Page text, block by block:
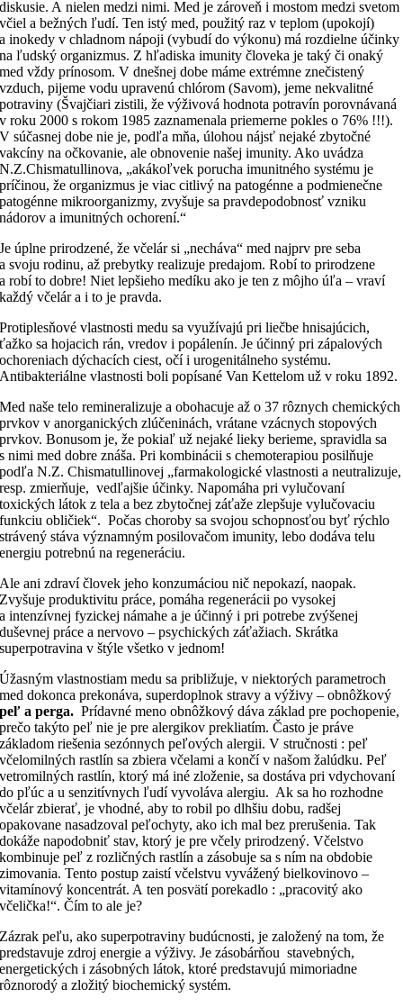
diskusie. A nielen medzi nimi. Med je zároveň i mostom medzi svetom
včiel a bežných ľudí. Ten istý med, použitý raz v teplom (upokojí)
a inokedy v chladnom nápoji (vybudí do výkonu) má rozdielne účinky
na ľudský organizmus. Z hľadiska imunity človeka je taký či onaký
med vždy prínosom. V dnešnej dobe máme extrémne znečistený
vzduch, pijeme vodu upravenú chlórom (Savom), jeme nekvalitné
potraviny (Švajčiari zistili, že výživová hodnota potravín porovnávaná
v roku 2000 s rokom 1985 zaznamenala priemerne pokles o 76% !!!).
V súčasnej dobe nie je, podľa mňa, úlohou nájsť nejaké zbytočné
vakcíny na očkovanie, ale obnovenie našej imunity. Ako uvádza
N.Z.Chismatullinova, „akákoľvek porucha imunitného systému je
príčinou, že organizmus je viac citlivý na patogénne a podmienečne
patogénne mikroorganizmy, zvyšuje sa pravdepodobnosť vzniku
nádorov a imunitných ochorení.“
Je úplne prirodzené, že včelár si „necháva“ med najprv pre seba
a svoju rodinu, až prebytky realizuje predajom. Robí to prirodzene
a robí to dobre! Niet lepšieho medíku ako je ten z môjho úľa – vraví
každý včelár a i to je pravda.
Protiplesňové vlastnosti medu sa využívajú pri liečbe hnisajúcich,
ťažko sa hojacich rán, vredov i popálenín. Je účinný pri zápalových
ochoreniach dýchacích ciest, očí i urogenitálneho systému.
Antibakteriálne vlastnosti boli popísané Van Kettelom už v roku 1892.
Med naše telo remineralizuje a obohacuje až o 37 rôznych chemických
prvkov v anorganických zlúčeninách, vrátane vzácnych stopových
prvkov. Bonusom je, že pokiaľ už nejaké lieky berieme, spravidla sa
s nimi med dobre znáša. Pri kombinácii s chemoterapiou posilňuje
podľa N.Z. Chismatullinovej „farmakologické vlastnosti a neutralizuje,
resp. zmierňuje, vedľajšie účinky. Napomáha pri vylučovaní
toxických látok z tela a bez zbytočnej záťaže zlepšuje vylučovaciu
funkciu obličiek“. Počas choroby sa svojou schopnosťou byť rýchlo
strávený stáva významným posilovačom imunity, lebo dodáva telu
energiu potrebnú na regeneráciu.
Ale ani zdraví človek jeho konzumáciou nič nepokazí, naopak.
Zvyšuje produktivitu práce, pomáha regenerácii po vysokej
a intenzívnej fyzickej námahe a je účinný i pri potrebe zvýšenej
duševnej práce a nervovo – psychických záťažiach. Skrátka
superpotravina v štýle všetko v jednom!
Úžasným vlastnostiam medu sa približuje, v niektorých parametroch
med dokonca prekonáva, superdoplnok stravy a výživy – obnôžkový
peľ a perga. Prídavné meno obnôžkový dáva základ pre pochopenie,
prečo takýto peľ nie je pre alergikov prekliatím. Často je práve
základom riešenia sezónnych peľových alergii. V stručnosti : peľ
včelomilných rastlín sa zbiera včelami a končí v našom žalúdku. Peľ
vetromilných rastlín, ktorý má iné zloženie, sa dostáva pri vdychovaní
do pľúc a u senzitívnych ľudí vyvoláva alergiu. Ak sa ho rozhodne
včelár zbierať, je vhodné, aby to robil po dlhšiu dobu, radšej
opakovane nasadzoval peľochyty, ako ich mal bez prerušenia. Tak
dokáže napodobniť stav, ktorý je pre včely prirodzený. Včelstvo
kombinuje peľ z rozličných rastlín a zásobuje sa s ním na obdobie
zimovania. Tento postup zaistí včelstvu vyvážený bielkovinovo –
vitamínový koncentrát. A ten posvätí porekadlo : „pracovitý ako
včelička!“. Čím to ale je?
Zázrak peľu, ako superpotraviny budúcnosti, je založený na tom, že
predstavuje zdroj energie a výživy. Je zásobárňou stavebných,
energetických i zásobných látok, ktoré predstavujú mimoriadne
rôznorodý a zložitý biochemický systém.